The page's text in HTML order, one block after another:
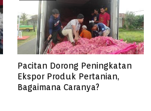
Pacitan Dorong Peningkatan
Ekspor Produk Pertanian,
Bagaimana Caranya?